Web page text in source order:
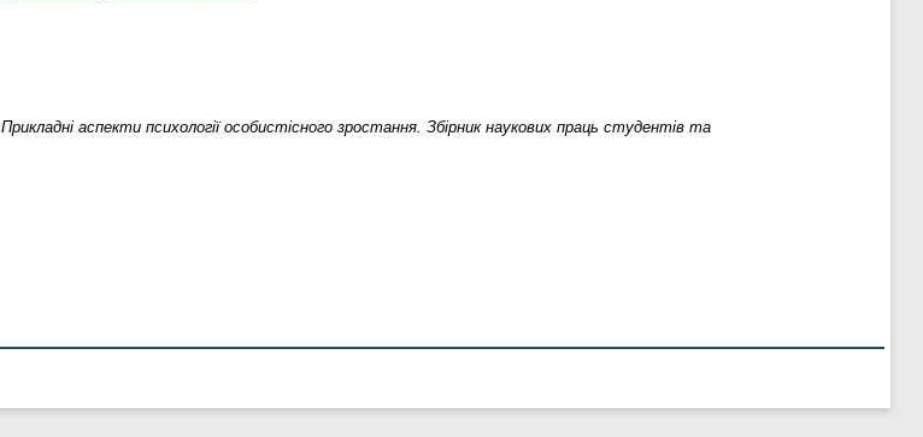
Прикладні аспекти психології особистісного зростання. Збірник наукових праць студентів та